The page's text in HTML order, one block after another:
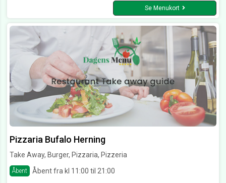
Se Menukort
Pizzaria Bufalo Herning
Take Away, Burger, Pizzaria, Pizzeria
Åbent
Åbent fra kl 11:00 til 21:00